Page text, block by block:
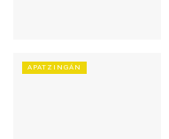
APATZINGÁN